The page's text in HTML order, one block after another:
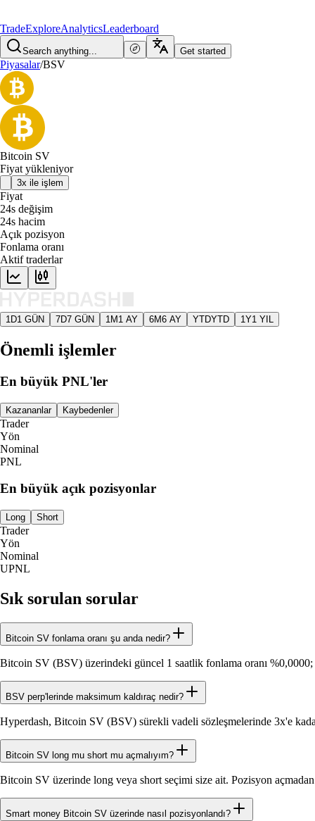
TradeExploreAnalyticsLeaderboard
Search anything... Get started
Piyasalar/BSV
Bitcoin SV
Fiyat yükleniyor
3x ile işlem
Fiyat
24s değişim
24s hacim
Açık pozisyon
Fonlama oranı
Aktif traderlar
1D1 GÜN 7D7 GÜN 1M 1 AY 6M6 AY YTDYTD 1Y1 YIL
Önemli işlemler
En büyük PNL'ler
Kazananlar Kaybedenler
Trader
Yön
Nominal
PNL
En büyük açık pozisyonlar
Long Short
Trader
Yön
Nominal
UPNL
Sık sorulan sorular
Bitcoin SV fonlama oranı şu anda nedir?
Bitcoin SV (BSV) üzerindeki güncel 1 saatlik fonlama oranı
BSV perp'lerinde maksimum kaldıraç nedir?
Hyperdash, Bitcoin SV (BSV) sürekli vadeli sözleşmelerinde 3x'e
Bitcoin SV long mu short mu açmalıyım?
Bitcoin SV üzerinde long veya short seçimi size ait. Pozisyon
Smart money Bitcoin SV üzerinde nasıl pozisyonlandı?